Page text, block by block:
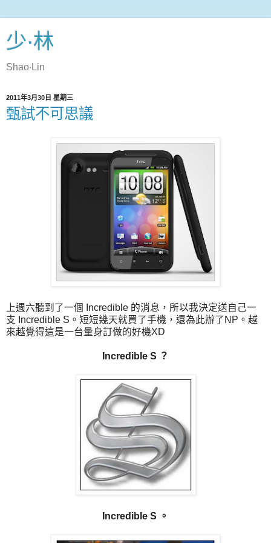
少‧林
Shao‧Lin
2011年3月30日 星期三
甄試不可思議
上週六聽到了一個 Incredible 的消息，所以我決定送自己一
支 Incredible S。短短幾天就買了手機，還為此辦了NP。越
來越覺得這是一台量身訂做的好機XD
Incredible S ？
Incredible S 。